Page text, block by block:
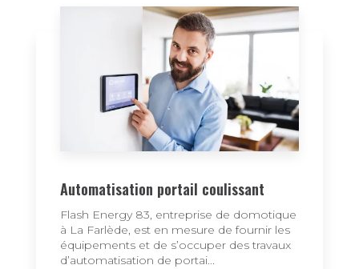
Automatisation portail coulissant
Flash Energy 83, entreprise de domotique
à La Farlède, est en mesure de fournir les
équipements et de s’occuper des travaux
d’automatisation de portai...